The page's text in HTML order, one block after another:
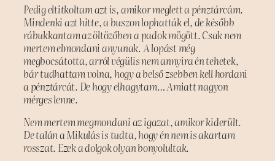
Pedig eltitkoltam azt is, amikor meglett a pénztárcám.
Mindenki azt hitte, a buszon lophatták el, de később
rábukkantam az öltözőben a padok mögött. Csak nem
mertem elmondani anyunak. A lopást még
megbocsátotta, arról végülis nem annyira én tehetek,
bár tudhattam volna, hogy a belső zsebben kell hordani
a pénztárcát. De hogy elhagytam… Amiatt nagyon
mérges lenne.
Nem mertem megmondani az igazat, amikor kiderült.
De talán a Mikulás is tudta, hogy én nem is akartam
rosszat. Ezek a dolgok olyan bonyolultak.